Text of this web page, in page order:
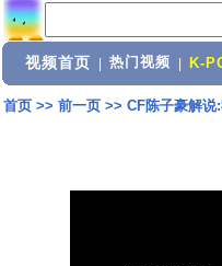
视频首页 热门视频 K-
首页>> 前一页>> CF陈子豪解说